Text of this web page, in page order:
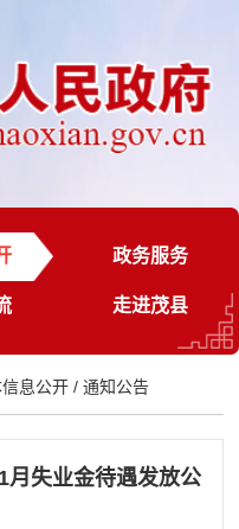
政务服务
走进茂县
息公开 /通知公告
月失业金待遇发放公